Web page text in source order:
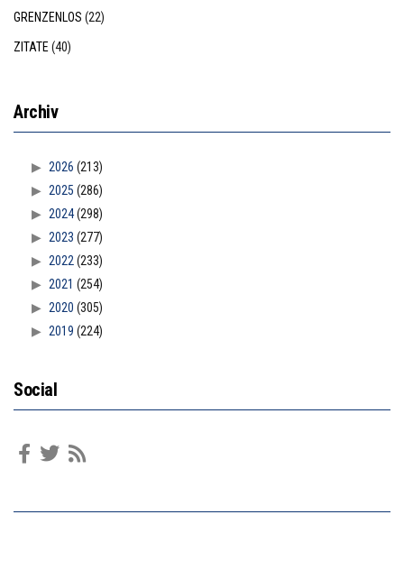
GRENZENLOS (22)
ZITATE (40)
Archiv
2026 (213)
2025 (286)
2024(298)
2023 (277)
2022 (233)
2021 (254)
2020 (305)
2019 (224)
Social